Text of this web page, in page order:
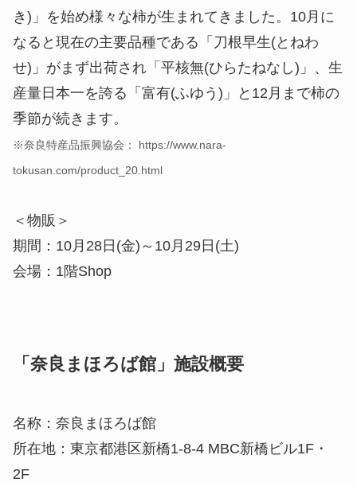
き)」を始め様々な柿が生まれてきました。10月に
なると現在の主要品種である「刀根早生(とねわ
せ)」がまず出荷され「平核無(ひらたねなし)」、生
産量日本一を誇る「富有(ふゆう)」と12月まで柿の
季節が続きます。
※奈良特産品振興協会： https://www.nara-
tokusan.com/product_20.html
＜物販＞
期間：10月28日(金)～10月29日(土)
会場：1階Shop
「奈良まほろば館」施設概要
名称：奈良まほろば館
所在地：東京都港区新橋1-8-4 MBC新橋ビル1F・
2F